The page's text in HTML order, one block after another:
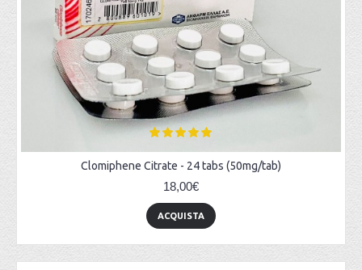
Clomiphene Citrate - 24 tabs (50mg/tab)
18,00€
ACQUISTA